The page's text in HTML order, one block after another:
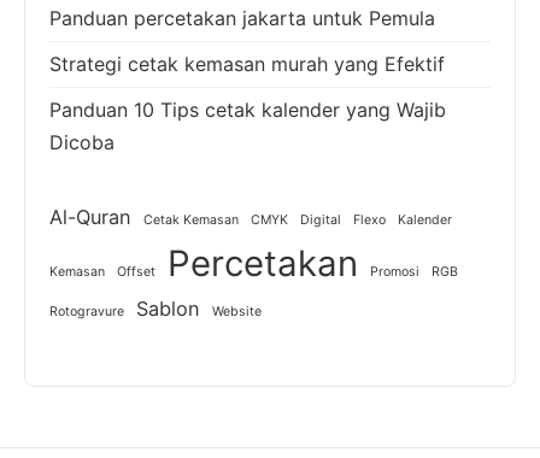
Panduan percetakan jakarta untuk Pemula
Strategi cetak kemasan murah yang Efektif
Panduan 10 Tips cetak kalender yang Wajib
Dicoba
Al-Quran Cetak Kemasan CMYK Digital Flexo Kalender
Kemasan Offset Percetakan Promosi RGB
Rotogravure Sablon Website